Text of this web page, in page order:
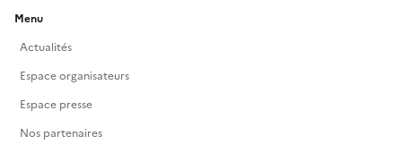
Menu
Actualités
Espace organisateurs
Espace presse
Nos partenaires